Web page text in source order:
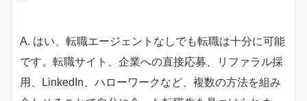
A. はい、転職エージェントなしでも転職は十分に可能
です。転職サイト、企業への直接応募、リファラル採
用、LinkedIn、ハローワークなど、複数の方法を組み